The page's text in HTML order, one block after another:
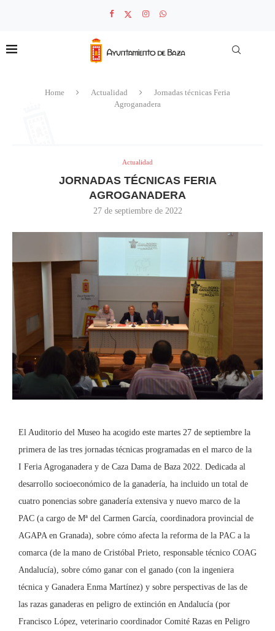
Home Actualidad
Jornadas técnicas Feria
Agroganadera
Actualidad
JORNADAS TÉCNICAS FERIA
AGROGANADERA
27 de septiembre de 2022
El Auditorio del Museo ha acogido este martes 27 de septiembre la
primera de las tres jornadas técnicas programadas en el marco de la
I Feria Agroganadera y de Caza Dama de Baza 2022. Dedicada al
desarrollo socioeconómico de la ganadería, ha incluido un total de
cuatro ponencias sobre ganadería extensiva y nuevo marco de la
PAC (a cargo de Mª del Carmen García, coordinadora provincial de
AGAPA en Granada), sobre cómo afecta la reforma de la PAC a la
comarca (de la mano de Cristóbal Prieto, responsable técnico COAG
Andalucía), sobre cómo ganar con el ganado (con la ingeniera
técnica y Ganadera Enma Martínez) y sobre perspectivas de las de
las razas ganaderas en peligro de extinción en Andalucía (por
Francisco López, veterinario coordinador Comité Razas en Peligro